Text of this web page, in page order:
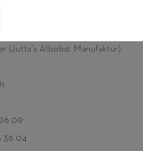
Albobst Manufaktur
(Biohof Albobst)
(Jutta's Albobst Manufaktur)
09
36 04